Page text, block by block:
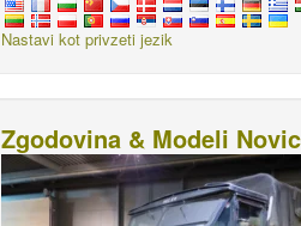
Nastavi kot privzeti jezik
Zgodovina & Modeli